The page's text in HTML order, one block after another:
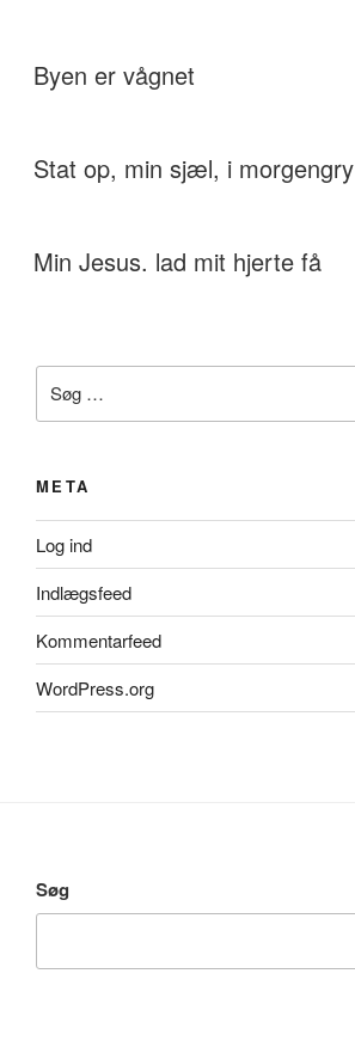
Byen er vågnet
Stat op, min sjæl, i morgengry
Min Jesus. lad mit hjerte få
efter:
META
Log ind
Indlægsfeed
Kommentarfeed
WordPress.org
Søg